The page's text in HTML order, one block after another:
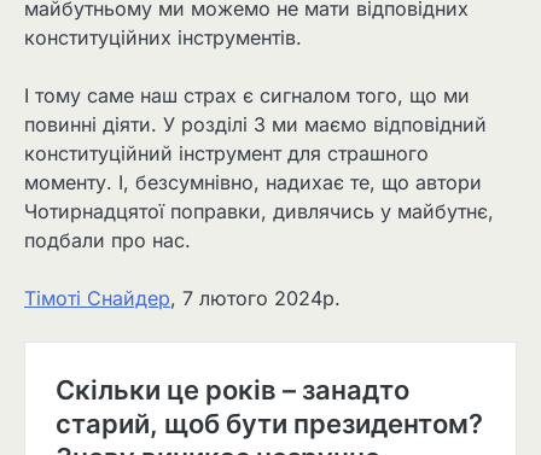
майбутньому ми можемо не мати відповідних
конституційних інструментів.
І тому саме наш страх є сигналом того, що ми
повинні діяти. У розділі 3 ми маємо відповідний
конституційний інструмент для страшного
моменту. І, безсумнівно, надихає те, що автори
Чотирнадцятої поправки, дивлячись у майбутнє,
подбали про нас.
Тімоті Снайдер, 7 лютого 2024р.